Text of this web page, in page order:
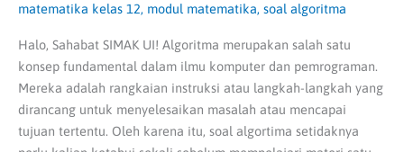
matematika kelas 12, modul matematika, soal algoritma
Halo, Sahabat SIMAK UI! Algoritma merupakan salah satu
konsep fundamental dalam ilmu komputer dan pemrograman.
Mereka adalah rangkaian instruksi atau langkah-langkah yang
dirancang untuk menyelesaikan masalah atau mencapai
tujuan tertentu. Oleh karena itu, soal algortima setidaknya